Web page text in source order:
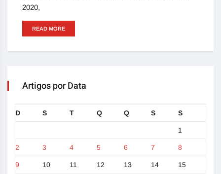
2020,
READ MORE
Artigos por Data
D S T Q Q S S
1
2 3 4 5 6 7 8
9 10 11 12 13 14 15